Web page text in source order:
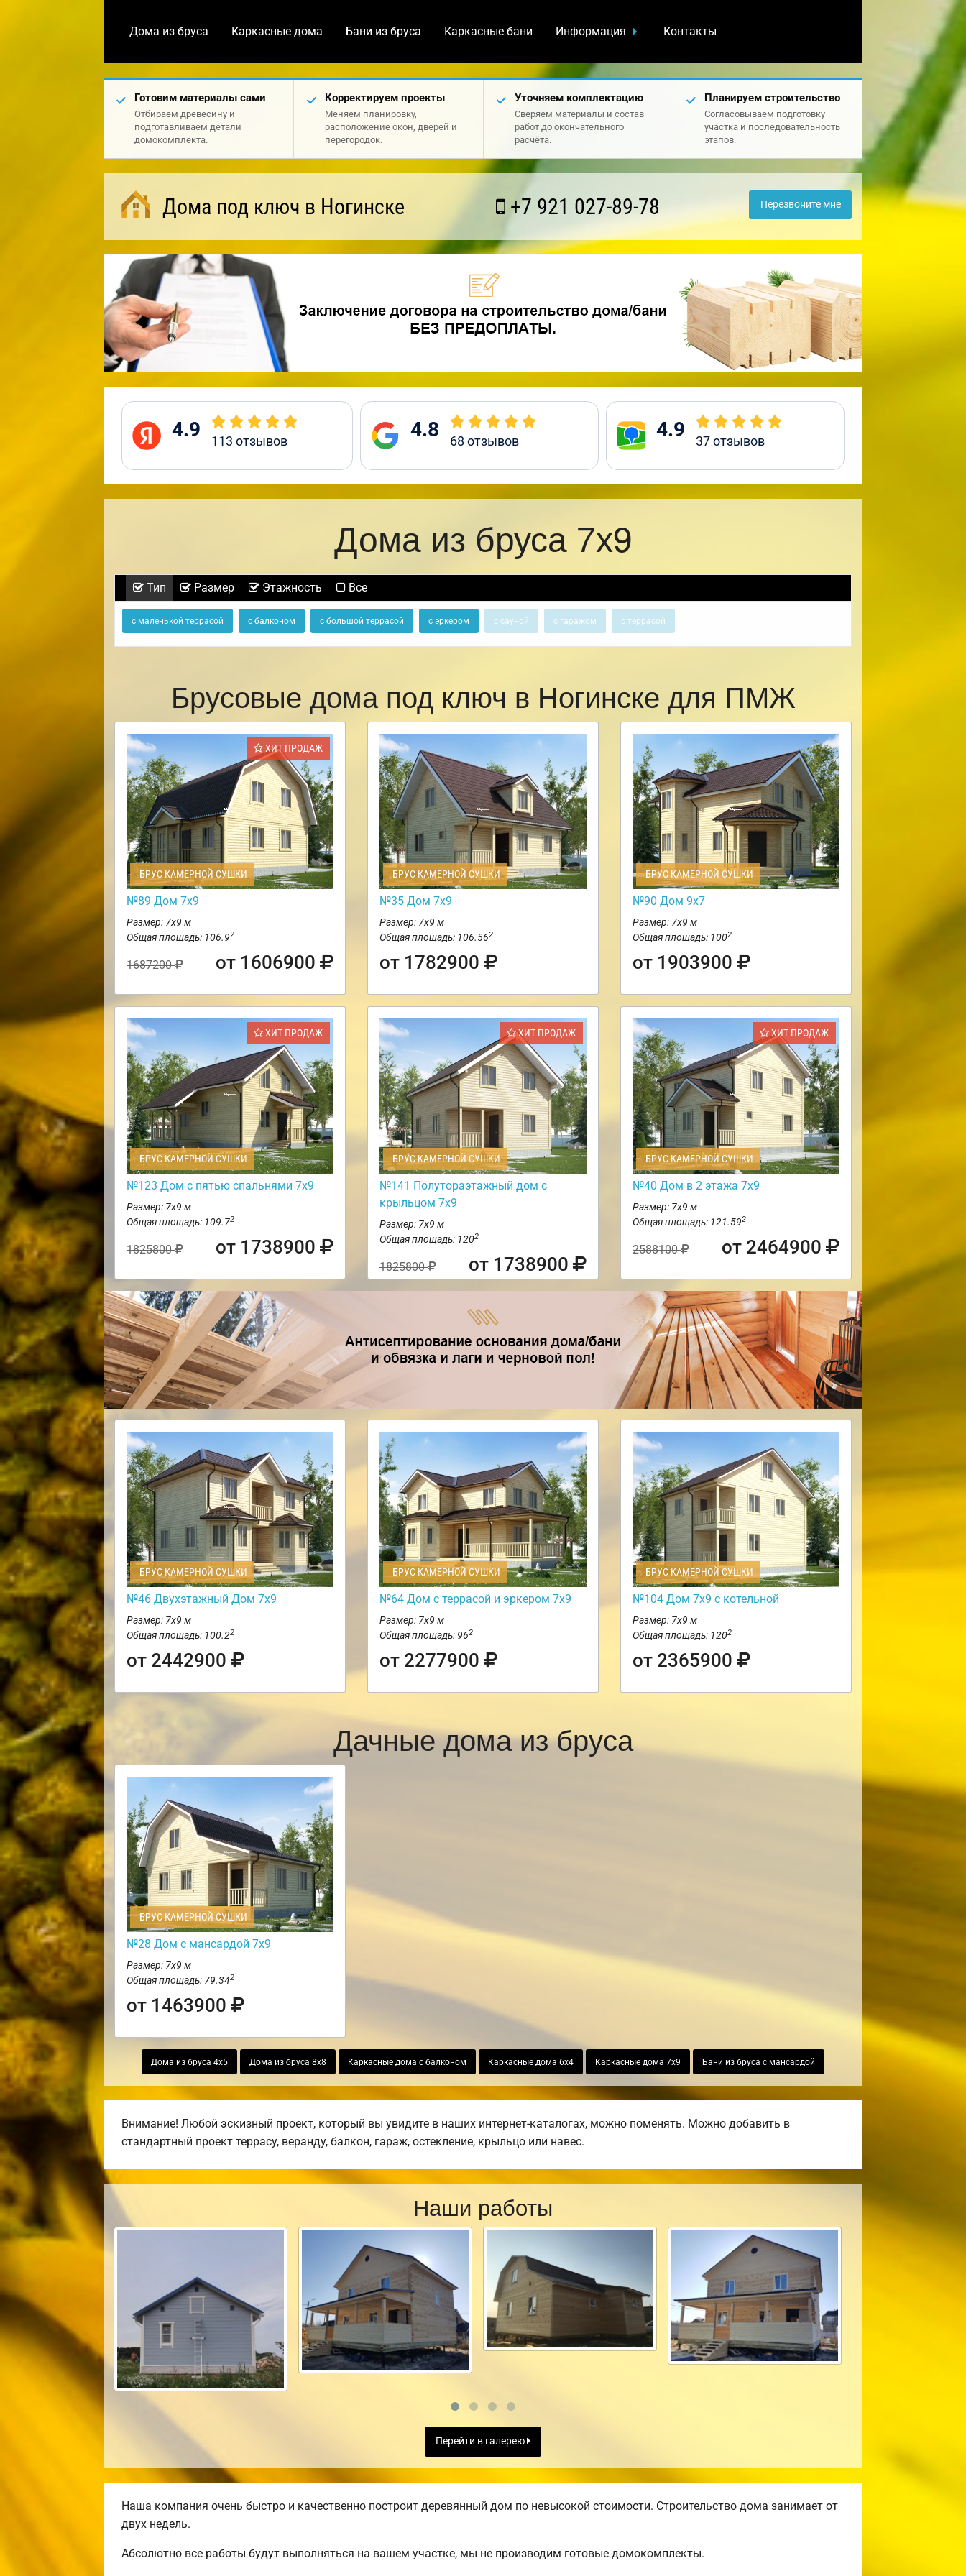
Дома из бруса Каркасные дома Бани из бруса Каркасные бани Информация Контакты
Готовим материалы сами
Отбираем древесину и
подготавливаем детали
домокомплекта.
Корректируем проекты
Меняем планировку,
расположение окон, дверей и
перегородок.
Уточняем комплектацию
Сверяем материалы и состав
работ до окончательного
расчёта.
Планируем строительство
Согласовываем подготовку
участка и последовательность
этапов.
Дома под ключ в Ногинске +7 921 027-89-78 Перезвоните мне
4.9 113 отзывов 4.8 68 отзывов 4.9 37отзывов
Дома из бруса 7х9
Тип Размер Этажность Все
с маленькой террасой с балконом с большой террасой с эркером с сауной с гаражом с террасой
Брусовые дома под ключ в Ногинске для ПМЖ
ХИТ ПРОДАЖ
БРУС КАМЕРНОЙ СУШКИ
№89 Дом 7х9
Размер: 7х9 м
Общая площадь: 106.92
1687200 от 1606900
БРУС КАМЕРНОЙ СУШКИ
№35 Дом 7х9
Размер: 7х9 м
Общая площадь: 106.562
от 1782900
БРУС КАМЕРНОЙ СУШКИ
№90 Дом 9х7
Размер: 7х9 м
Общая площадь: 1002
от 1903900
ХИТ ПРОДАЖ
БРУС КАМЕРНОЙ СУШКИ
№123 Дом с пятью спальнями 7х9
Размер: 7х9 м
Общая площадь: 109.72
1825800 от 1738900
ХИТ ПРОДАЖ
БРУС КАМЕРНОЙ СУШКИ
№141 Полутораэтажный дом с
крыльцом 7х9
Размер: 7х9 м
Общая площадь: 1202
1825800 от 1738900
ХИТ ПРОДАЖ
БРУС КАМЕРНОЙ СУШКИ
№40 Дом в 2 этажа 7х9
Размер: 7х9 м
Общая площадь: 121.592
2588100 от 2464900
БРУС КАМЕРНОЙ СУШКИ
№46 Двухэтажный Дом 7х9
Размер: 7х9 м
Общая площадь: 100.22
от 2442900
БРУС КАМЕРНОЙ СУШКИ
№64 Дом с террасой и эркером 7х9
Размер: 7х9 м
Общая площадь: 962
от 2277900
БРУС КАМЕРНОЙ СУШКИ
№104 Дом 7х9 с котельной
Размер: 7х9 м
Общая площадь: 1202
от 2365900
Дачные дома из бруса
БРУС КАМЕРНОЙ СУШКИ
№28 Дом с мансардой 7х9
Размер: 7х9 м
Общая площадь: 79.342
от 1463900
Дома из бруса 4х5 Дома из бруса 8х8 Каркасные дома с балконом Каркасные дома 6х4 Каркасные дома 7х9 Бани из бруса с мансардой
Внимание! Любой эскизный проект, который вы увидите в наших интернет-каталогах, можно поменять. Можно добавить в
стандартный проект террасу, веранду, балкон, гараж, остекление, крыльцо или навес.
Наши работы
Перейти в галерею
Наша компания очень быстро и качественно построит деревянный дом по невысокой стоимости. Строительство дома занимает от
двух недель.
Абсолютно все работы будут выполняться на вашем участке, мы не производим готовые домокомплекты.